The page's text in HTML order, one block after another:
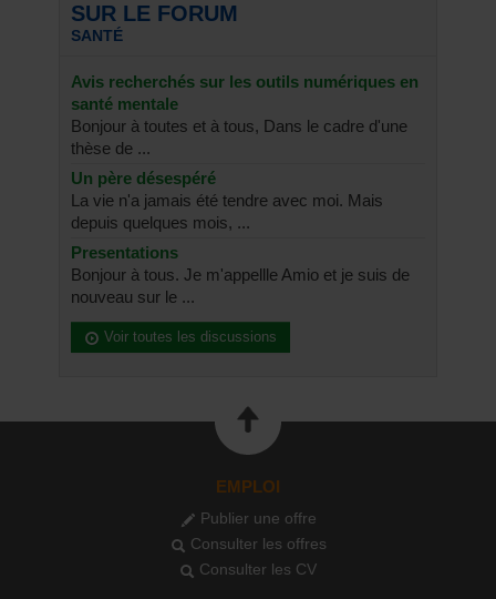
SUR LE FORUM
SANTÉ
Avis recherchés sur les outils numériques en
santé mentale
Bonjour à toutes et à tous, Dans le cadre d'une
thèse de ...
Un père désespéré
La vie n'a jamais été tendre avec moi. Mais
depuis quelques mois, ...
Presentations
Bonjour à tous. Je m'appellle Amio et je suis de
nouveau sur le ...
Voir toutes les discussions
EMPLOI
Publier une offre
Consulter les offres
Consulter les CV